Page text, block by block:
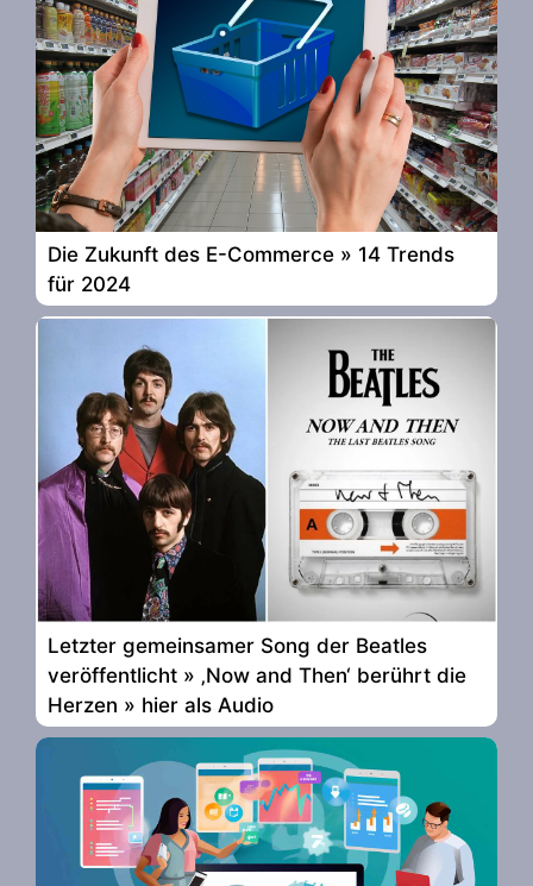
Die Zukunft des E-Commerce » 14 Trends
für 2024
Letzter gemeinsamer Song der Beatles
veröffentlicht » ‚Now and Then‘ berührt die
Herzen » hier als Audio